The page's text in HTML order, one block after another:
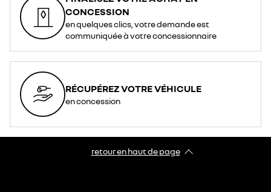
CONCESSION
en quelques clics, votre demande est
communiquée à votre concessionnaire
RÉCUPÉREZ VOTRE VÉHICULE
en concession
retour en haut de page​